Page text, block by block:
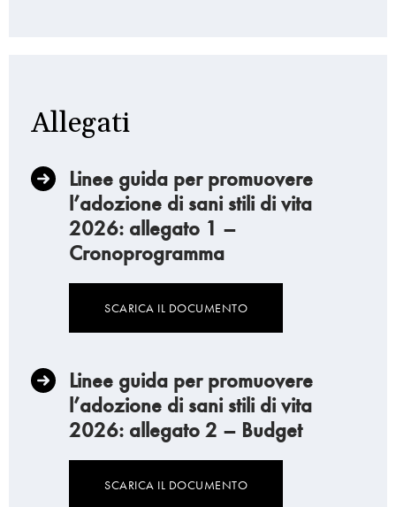
Allegati
Linee guida per promuovere
l’adozione di sani stili di vita
2026: allegato 1 –
Cronoprogramma
SCARICA IL DOCUMENTO
Linee guida per promuovere
l’adozione di sani stili di vita
2026: allegato 2 – Budget
SCARICA IL DOCUMENTO